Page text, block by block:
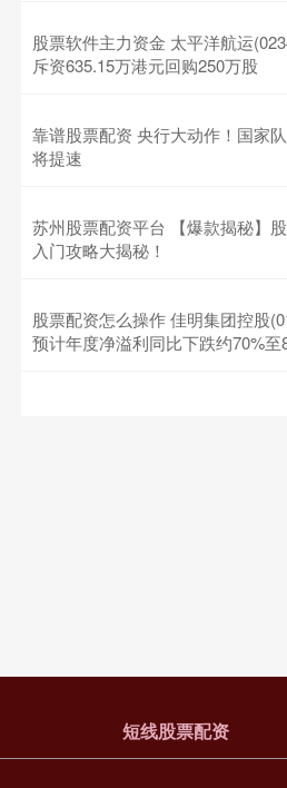
股票软件主力资金 太平洋航运
斥资635.15万港元回购250万股
靠谱股票配资 央行大动作！国家
将提速
苏州股票配资平台 【爆款揭秘】
入门攻略大揭秘！
股票配资怎么操作 佳明集团控股
预计年度净溢利同比下跌约70%至
短线股票配资